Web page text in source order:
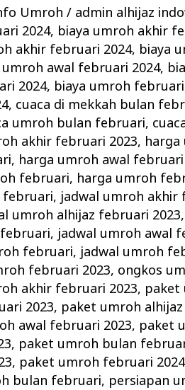
Umroh / admin alhijaz
2024, biaya umroh akhir
akhir februari 2024, biaya
umroh awal februari 2024,
2024, biaya umroh februari
, cuaca di mekkah bulan
umroh bulan februari,
akhir februari 2023,
, harga umroh awal februari
februari, harga umroh
februari, jadwal umroh akhir
umroh alhijaz februari 2023,
, jadwal umroh awal
februari, jadwal umroh
februari 2023, ongkos
akhir februari 2023, paket
2023, paket umroh
awal februari 2023, paket
, paket umroh bulan
, paket umroh februari 2024
bulan februari, persiapan